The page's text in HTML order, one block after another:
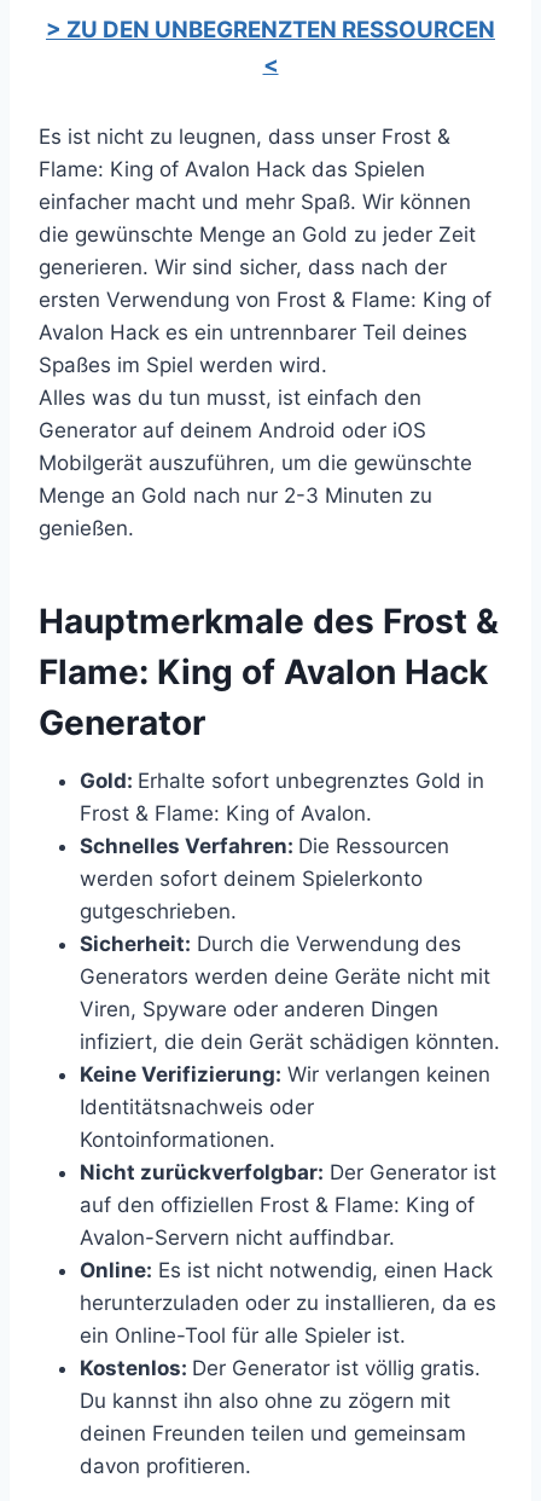
> ZU DEN UNBEGRENZTEN RESSOURCEN
<
Es ist nicht zu leugnen, dass unser Frost &
Flame: King of Avalon Hack das Spielen
einfacher macht und mehr Spaß. Wir können
die gewünschte Menge an Gold zu jeder Zeit
generieren. Wir sind sicher, dass nach der
ersten Verwendung von Frost & Flame: King of
Avalon Hack es ein untrennbarer Teil deines
Spaßes im Spiel werden wird.
Alles was du tun musst, ist einfach den
Generator auf deinem Android oder iOS
Mobilgerät auszuführen, um die gewünschte
Menge an Gold nach nur 2-3 Minuten zu
genießen.
​Hauptmerkmale des Frost &
Flame: King of Avalon Hack
Generator
Gold: Erhalte sofort unbegrenztes Gold in
Frost & Flame: King of Avalon.
Schnelles Verfahren: Die Ressourcen
werden sofort deinem Spielerkonto
gutgeschrieben.
Sicherheit: Durch die Verwendung des
Generators werden deine Geräte nicht mit
Viren, Spyware oder anderen Dingen
infiziert, die dein Gerät schädigen könnten.
Keine Verifizierung: Wir verlangen keinen
Identitätsnachweis oder
Kontoinformationen.
Nicht zurückverfolgbar: Der Generator ist
auf den offiziellen Frost & Flame: King of
Avalon-Servern nicht auffindbar.
Online: Es ist nicht notwendig, einen Hack
herunterzuladen oder zu installieren, da es
ein Online-Tool für alle Spieler ist.
Kostenlos: Der Generator ist völlig gratis.
Du kannst ihn also ohne zu zögern mit
deinen Freunden teilen und gemeinsam
davon profitieren.